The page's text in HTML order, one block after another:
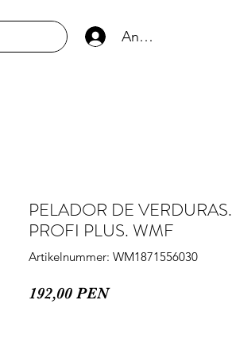
Anmelden
PELADOR DE VERDURAS.
PROFI PLUS. WMF
Artikelnummer: WM1871556030
192,00 PENPreis